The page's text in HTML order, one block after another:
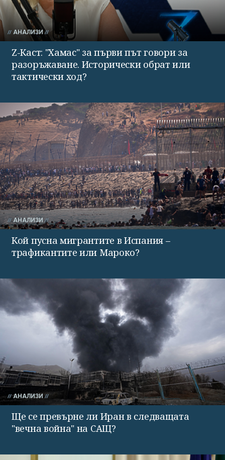
АНАЛИЗИ
Z-Каст: "Хамас" за първи път говори за
разоръжаване. Исторически обрат или
тактически ход?
АНАЛИЗИ
Кой пусна мигрантите в Испания –
трафикантите или Мароко?
АНАЛИЗИ
Ще се превърне ли Иран в следващата
"вечна война" на САЩ?